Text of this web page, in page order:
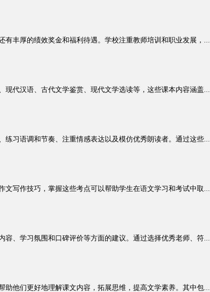
丰厚的绩效奖金和福利待遇。学校注重教师培训和职业发展，...
代汉语、古代文学鉴赏、现代文学选读等，这些课本内容涵盖...
习语调和节奏、注重情感表达以及模仿优秀朗读者。通过这些...
写作技巧，掌握这些考点可以帮助学生在语文学习和考试中取...
、学习氛围和口碑评价等方面的建议。通过选择优秀老师、符...
他们更好地理解课文内容，拓展思维，提高文学素养。其中包...